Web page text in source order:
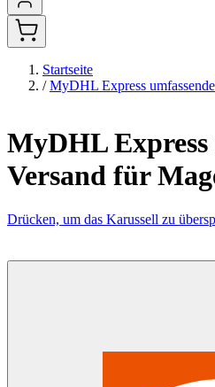
Startseite
/ MyDHL Express
MyDHL Express
Versand für
Drücken, um das Karussell zu